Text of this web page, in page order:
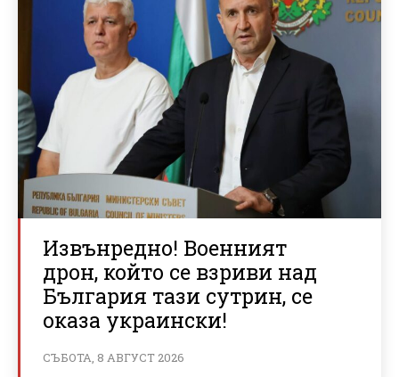
Извънредно! Военният
дрон, който се взриви над
България тази сутрин, се
оказа украински!
СЪБОТА, 8 АВГУСТ 2026